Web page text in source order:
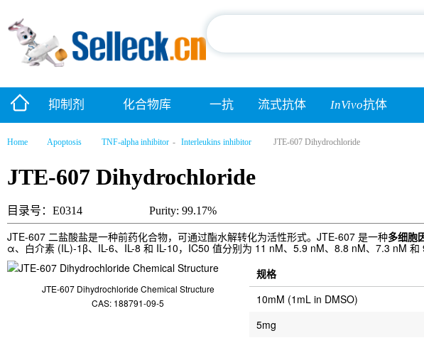
抑制剂 化合物库 一抗 流式抗体 InVivo抗体
Home Apoptosis TNF-alpha inhibitor - Interleukins inhibitor JTE-607 Dihydrochloride
JTE-607 Dihydrochloride
目录号：E0314 Purity: 99.17%
JTE-607 二盐酸盐是一种前药化合物，可通过酯水解转化为活性形式。JTE-607 是一种多细胞
α、白介素 (IL)-1β、IL-6、IL-8 和 IL-10，IC50 值分别为 11 nM、5.9 nM、8.8 nM、7.3 nM 和
JTE-607 Dihydrochloride Chemical Structure
CAS: 188791-09-5
规格
10mM (1mL in DMSO)
5mg